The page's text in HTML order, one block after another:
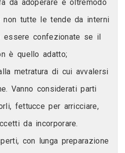
da adoperare è oltremodo
non tutte le tende da interni
essere confezionate se il
è quello adatto;
metratura di cui avvalersi
Vanno considerati parti
fettucce per arricciare,
da incorporare.
con lunga preparazione